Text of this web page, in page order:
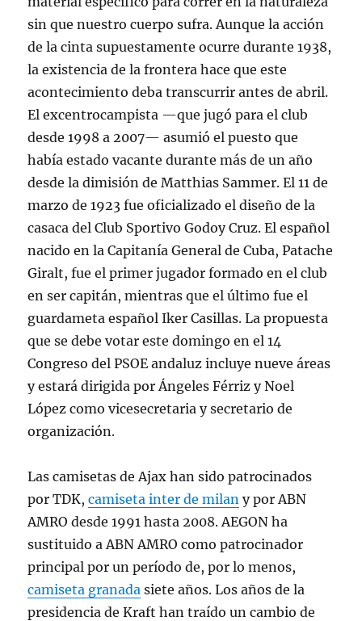
sin que nuestro cuerpo sufra. Aunque la acción
de la cinta supuestamente ocurre durante 1938,
la existencia de la frontera hace que este
acontecimiento deba transcurrir antes de abril.
El excentrocampista —que jugó para el club
desde 1998 a 2007— asumió el puesto que
había estado vacante durante más de un año
desde la dimisión de Matthias Sammer. El 11 de
marzo de 1923 fue oficializado el diseño de la
casaca del Club Sportivo Godoy Cruz. El español
nacido en la Capitanía General de Cuba, Patache
Giralt, fue el primer jugador formado en el club
en ser capitán, mientras que el último fue el
guardameta español Iker Casillas. La propuesta
que se debe votar este domingo en el 14
Congreso del PSOE andaluz incluye nueve áreas
y estará dirigida por Ángeles Férriz y Noel
López como vicesecretaria y secretario de
organización.
Las camisetas de Ajax han sido patrocinados
por TDK,camiseta inter de milan y por ABN
AMRO desde 1991 hasta 2008. AEGON ha
sustituido a ABN AMRO como patrocinador
principal por un período de, por lo menos,
camiseta granada siete años. Los años de la
presidencia de Kraft han traído un cambio de